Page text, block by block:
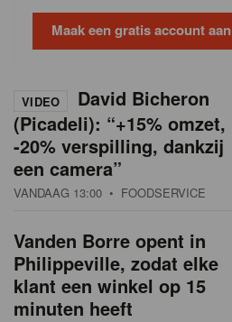
Maak een gratis account aan
VIDEO
David Bicheron
(Picadeli): “+15% omzet,
-20% verspilling, dankzij
een camera”
VANDAAG 13:00 • FOODSERVICE
Vanden Borre opent in
Philippeville, zodat elke
klant een winkel op 15
minuten heeft